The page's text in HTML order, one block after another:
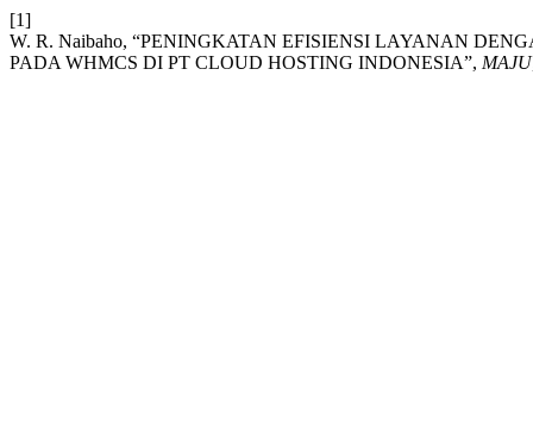
[1]
W. R. Naibaho, “PENINGKATAN EFISIENSI LAYANAN
PADA WHMCS DI PT CLOUD HOSTING INDONESIA”, MAJU